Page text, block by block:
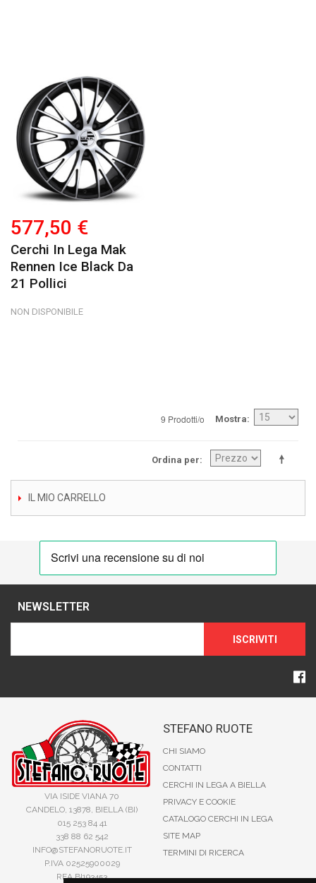
577,50 €
Cerchi In Lega Mak
Rennen Ice Black Da
21 Pollici
NON DISPONIBILE
9 Prodotti/o Mostra
Ordina per
IL MIO CARRELLO
NEWSLETTER
ISCRIVITI
VIA ISIDE VIANA 70
CANDELO, 13878, BIELLA (BI)
015 253 84 41
338 88 62 542
INFO@STEFANORUOTE.IT
P.IVA 02525900029
REA BI193453
STEFANO RUOTE
CHI SIAMO
CONTATTI
CERCHI IN LEGA A BIELLA
PRIVACY E COOKIE
CATALOGO CERCHI IN LEGA
SITE MAP
TERMINI DI RICERCA